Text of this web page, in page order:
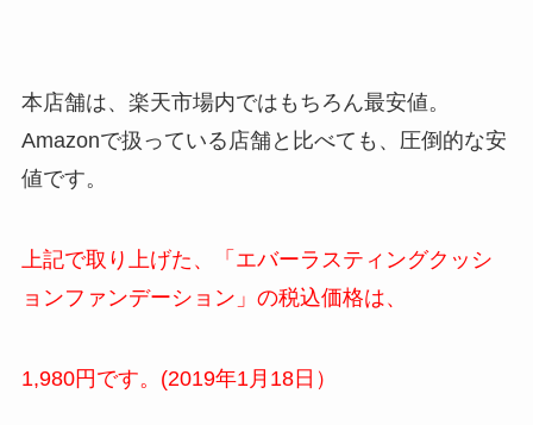
本店舗は、楽天市場内ではもちろん最安値。
Amazonで扱っている店舗と比べても、圧倒的な安
値です。
上記で取り上げた、「エバーラスティングクッシ
ョンファンデーション」の税込価格は、
1,980円です。(2019年1月18日）